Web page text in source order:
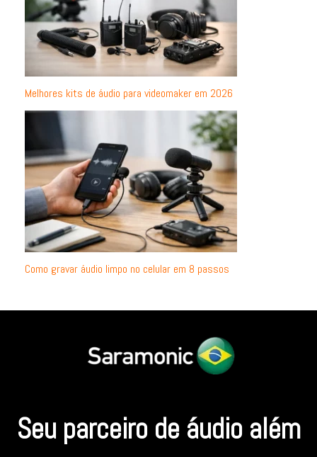
Melhores kits de áudio para videomaker em 2026
Como gravar áudio limpo no celular em 8 passos
Seu parceiro de áudio além